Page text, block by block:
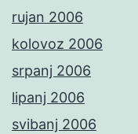
rujan 2006
kolovoz 2006
srpanj 2006
lipanj 2006
svibanj 2006